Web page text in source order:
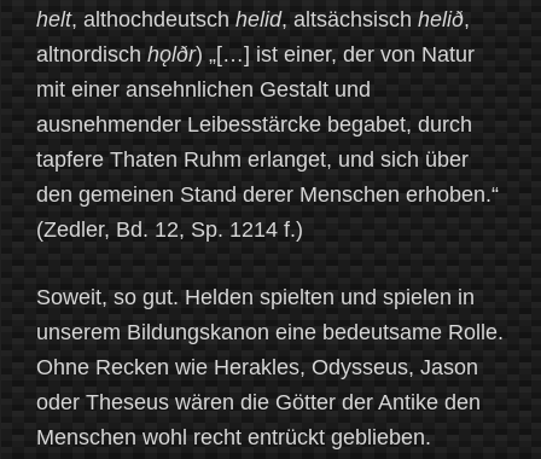
helt, althochdeutsch helid, altsächsisch helið,
altnordisch hǫlðr) „[…] ist einer, der von Natur
mit einer ansehnlichen Gestalt und
ausnehmender Leibesstärcke begabet, durch
tapfere Thaten Ruhm erlanget, und sich über
den gemeinen Stand derer Menschen erhoben.“
(Zedler, Bd. 12, Sp. 1214 f.)
Soweit, so gut. Helden spielten und spielen in
unserem Bildungskanon eine bedeutsame Rolle.
Ohne Recken wie Herakles, Odysseus, Jason
oder Theseus wären die Götter der Antike den
Menschen wohl recht entrückt geblieben.